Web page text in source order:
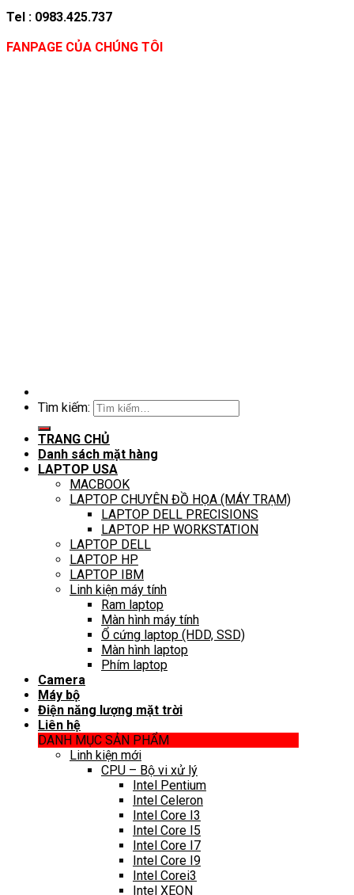
Tel : 0983.425.737
FANPAGE CỦA CHÚNG TÔI
Tìm kiếm:
TRANG CHỦ
Danh sách mặt hàng
LAPTOP USA
MACBOOK
LAPTOP CHUYÊN ĐỒ HỌA (MÁY TRẠM)
LAPTOP DELL PRECISIONS
LAPTOP HP WORKSTATION
LAPTOP DELL
LAPTOP HP
LAPTOP IBM
Linh kiện máy tính
Ram laptop
Màn hình máy tính
Ổ cứng laptop (HDD, SSD)
Màn hình laptop
Phím laptop
Camera
Máy bộ
Điện năng lượng mặt trời
Liên hệ
DANH MỤC SẢN PHẨM
Linh kiện mới
CPU – Bộ vi xử lý
Intel Pentium
Intel Celeron
Intel Core I3
Intel Core I5
Intel Core I7
Intel Core I9
Intel Corei3
Intel XEON